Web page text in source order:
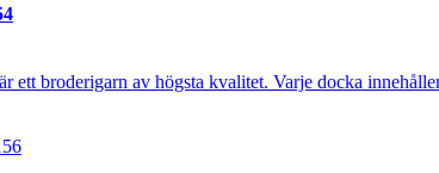
ett broderigarn av högsta kvalitet. Varje docka